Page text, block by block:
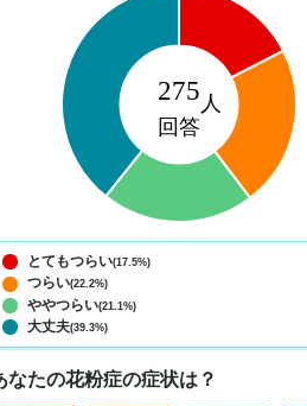
0
34
1
0
29
1
12
0
0
15
0
18
0
とてもつらい(17.5%)
つらい(22.2%)
ややつらい(21.1%)
大丈夫(39.3%)
なたの花粉症の症状は？